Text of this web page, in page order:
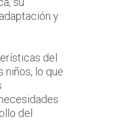
y
del
niños, lo que
del